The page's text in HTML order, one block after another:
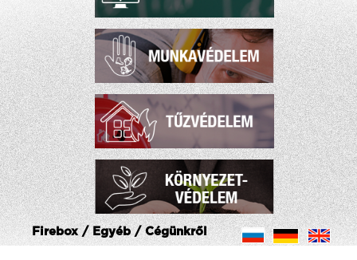
CÉGÜNKRŐL
KIEMELT ÜGYFELEINK
ELÉRHETŐSÉG
Firebox / Egyéb / Cégünkről